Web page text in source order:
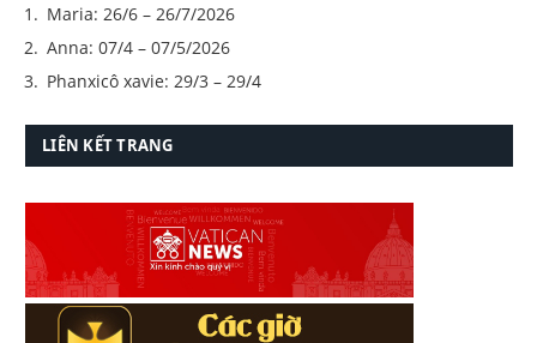
Maria: 26/6 – 26/7/2026
Anna: 07/4 – 07/5/2026
Phanxicô xavie: 29/3 – 29/4
LIÊN KẾT TRANG